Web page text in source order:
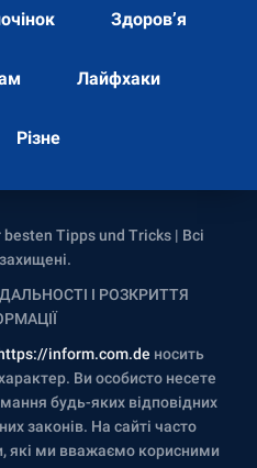
Здоров’я
Лайфхаки
Різне
Tipps und Tricks | Всі
І РОЗКРИТТЯ
inform.com.de носить
Ви особисто несете
будь-яких відповідних
законів. На сайті часто
які ми вважаємо корисними